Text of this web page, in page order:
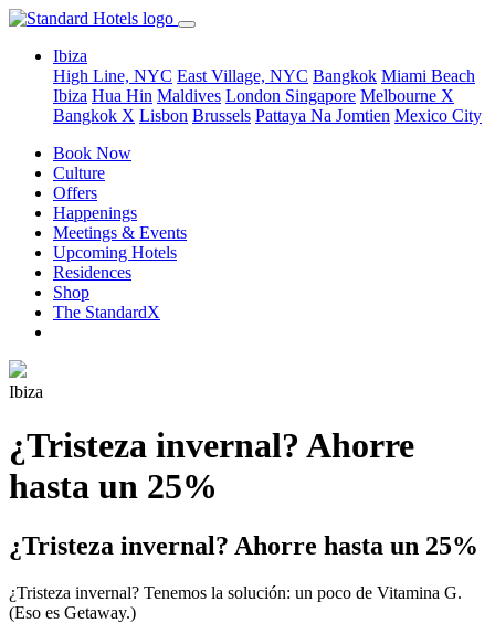
Ibiza
High Line, NYC East Village, NYC Bangkok Miami Beach
Ibiza Hua Hin Maldives London Singapore Melbourne X
Bangkok X Lisbon Brussels Pattaya Na Jomtien Mexico City
Book Now
Culture
Offers
Happenings
Meetings & Events
Upcoming Hotels
Residences
Shop
The StandardX
Ibiza
¿Tristeza invernal? Ahorre
hasta un 25%
¿Tristeza invernal? Ahorre hasta un 25%
¿Tristeza invernal? Tenemos la solución: un poco de Vitamina G.
(Eso es Getaway.)